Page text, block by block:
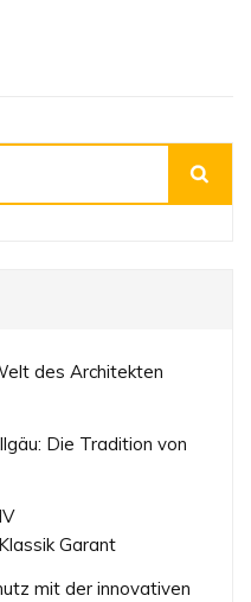
des Architekten
Die Tradition von
Garant
mit der innovativen